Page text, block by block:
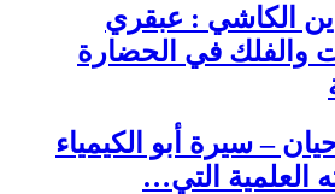
الكاشي : عبقري
والفلك في الحضارة
– سيرة أبو الكيمياء
العلمية التي…